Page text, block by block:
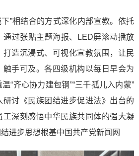
”相结合的方式深化内部宣教。依托
通过张贴主题海报、LED屏滚动播放
打造沉浸式、可视化宣教氛围，让民
手可及。各四级机构以每日早会为
“齐心协力建包钢”“三千孤儿入内蒙”
讨《民族团结进步促进法》出台的
工深刻感悟中华民族共同体的强大凝
进步思想根基中国共产党新闻网